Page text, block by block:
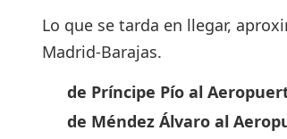
Lo que se tarda en llegar,
Madrid-Barajas.
de Príncipe Pío al
de Méndez Álvaro al